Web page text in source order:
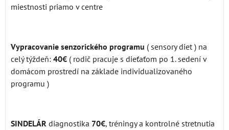
miestnosti priamo v centre
Vypracovanie senzorického programu ( sensory diet ) na
celý týždeň: 40€ ( rodič pracuje s dieťaťom po 1. sedení v
domácom prostredí na základe individualizovaného
programu )
SINDELÁR diagnostika 70€, tréningy a kontrolné stretnutia